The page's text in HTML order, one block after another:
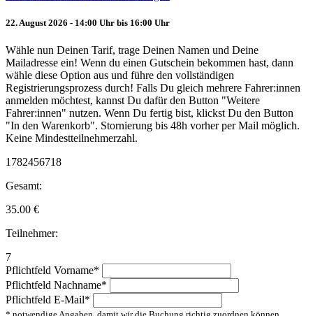
22. August 2026 - 14:00 Uhr bis 16:00 Uhr
Wähle nun Deinen Tarif, trage Deinen Namen und Deine
Mailadresse ein! Wenn du einen Gutschein bekommen hast, dann
wähle diese Option aus und führe den vollständigen
Registrierungsprozess durch! Falls Du gleich mehrere Fahrer:innen
anmelden möchtest, kannst Du dafür den Button "Weitere
Fahrer:innen" nutzen. Wenn Du fertig bist, klickst Du den Button
"In den Warenkorb". Stornierung bis 48h vorher per Mail möglich.
Keine Mindestteilnehmerzahl.
1782456718
Gesamt:
35.00 €
Teilnehmer:
7
Pflichtfeld Vorname*
Pflichtfeld Nachname*
Pflichtfeld E-Mail*